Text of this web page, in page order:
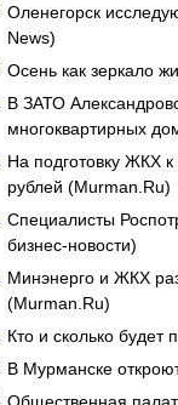
Оленегорск
News)
Осень как зеркало
В ЗАТО
многоквартирных
На подготовку ЖКХ
рублей (Murman.Ru)
Специалисты
бизнес-новости)
Минэнерго и ЖКХ
(Murman.Ru)
Кто и сколько
В Мурманске